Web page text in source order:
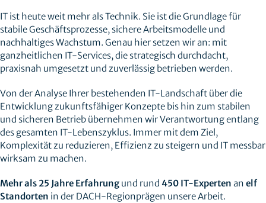
IT ist heute weit mehr als Technik. Sie ist die Grundlage für
stabile Geschäftsprozesse, sichere Arbeitsmodelle und
nachhaltiges Wachstum. Genau hier setzen wir an: mit
ganzheitlichen IT-Services, die strategisch durchdacht,
praxisnah umgesetzt und zuverlässig betrieben werden.
Von der Analyse Ihrer bestehenden IT-Landschaft über die
Entwicklung zukunftsfähiger Konzepte bis hin zum stabilen
und sicheren Betrieb übernehmen wir Verantwortung entlang
des gesamten IT-Lebenszyklus. Immer mit dem Ziel,
Komplexität zu reduzieren, Effizienz zu steigern und IT messbar
wirksam zu machen.
Mehr als 25 Jahre Erfahrung und rund 450 IT-Experten an elf
Standorten in der DACH-Regionprägen unsere Arbeit.